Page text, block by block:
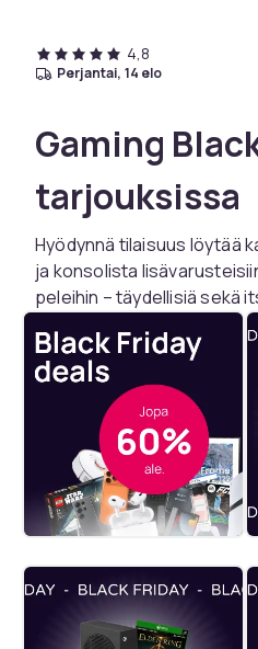
4,8
perjantai, 14 elo
Gaming
tarjouksissa
Hyödynnä tilaisuus löytää
ja konsolista
peleihin – täydellisiä sekä